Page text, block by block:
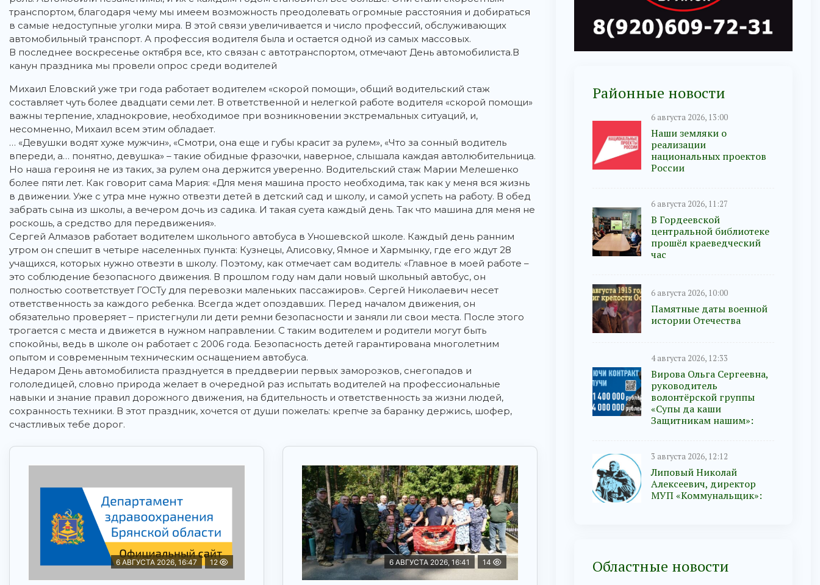
транспортом, благодаря чему мы имеем возможность преодолевать огромные расстояния и добираться
в самые недоступные уголки мира. В этой связи увеличивается и число профессий, обслуживающих
автомобильный транспорт. А профессия водителя была и остается одной из самых массовых.
В последнее воскресенье октября все, кто связан с автотранспортом, отмечают День автомобилиста.В
канун праздника мы провели опрос среди водителей
Михаил Еловский уже три года работает водителем «скорой помощи», общий водительский стаж
составляет чуть более двадцати семи лет. В ответственной и нелегкой работе водителя «скорой помощи»
важны терпение, хладнокровие, необходимое при возникновении экстремальных ситуаций, и,
несомненно, Михаил всем этим обладает.
… «Девушки водят хуже мужчин», «Смотри, она еще и губы красит за рулем», «Что за сонный водитель
впереди, а… понятно, девушка» – такие обидные фразочки, наверное, слышала каждая автолюбительница.
Но наша героиня не из таких, за рулем она держится уверенно. Водительский стаж Марии Мелешенко
более пяти лет. Как говорит сама Мария: «Для меня машина просто необходима, так как у меня вся жизнь
в движении. Уже с утра мне нужно отвезти детей в детский сад и школу, и самой успеть на работу. В обед
забрать сына из школы, а вечером дочь из садика. И такая суета каждый день. Так что машина для меня не
роскошь, а средство для передвижения».
Сергей Алмазов работает водителем школьного автобуса в Уношевской школе. Каждый день ранним
утром он спешит в четыре населенных пункта: Кузнецы, Алисовку, Ямное и Хармынку, где его ждут 28
учащихся, которых нужно отвезти в школу. Поэтому, как отмечает сам водитель: «Главное в моей работе –
это соблюдение безопасного движения. В прошлом году нам дали новый школьный автобус, он
полностью соответствует ГОСТу для перевозки маленьких пассажиров». Сергей Николаевич несет
ответственность за каждого ребенка. Всегда ждет опоздавших. Перед началом движения, он
обязательно проверяет – пристегнули ли дети ремни безопасности и заняли ли свои места. После этого
трогается с места и движется в нужном направлении. С таким водителем и родители могут быть
спокойны, ведь в школе он работает с 2006 года. Безопасность детей гарантирована многолетним
опытом и современным техническим оснащением автобуса.
Недаром День автомобилиста празднуется в преддверии первых заморозков, снегопадов и
гололедицей, словно природа желает в очередной раз испытать водителей на профессиональные
навыки и знание правил дорожного движения, на бдительность и ответственность за жизни людей,
сохранность техники. В этот праздник, хочется от души пожелать: крепче за баранку держись, шофер,
счастливых тебе дорог.
6 АВГУСТА 2026, 16:47 12 6 АВГУСТА 2026, 16:41 14
Районные новости
6 августа 2026, 13:00
Наши земляки о
реализации
национальных проектов
России
6 августа 2026, 11:27
В Гордеевской
центральной библиотеке
прошёл краеведческий
час
6 августа 2026, 10:00
Памятные даты военной
истории Отечества
4 августа 2026, 12:33
Вирова Ольга Сергеевна,
руководитель
волонтёрской группы
«Супы да каши
Защитникам нашим»:
3 августа 2026, 12:12
Липовый Николай
Алексеевич, директор
МУП «Коммунальщик»:
Областные новости